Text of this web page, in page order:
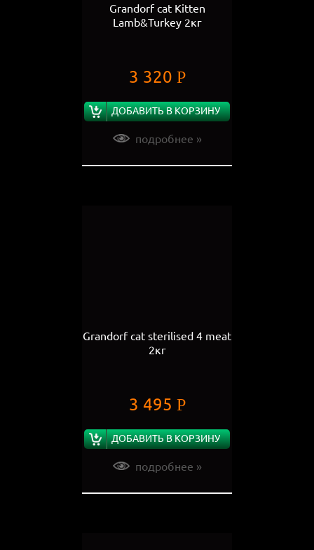
Grandorf cat Kitten
Lamb&Turkey 2кг
3 320 Р
ДОБАВИТЬ В КОРЗИНУ
подробнее »
Grandorf cat sterilised 4 meat
2кг
3 495 Р
ДОБАВИТЬ В КОРЗИНУ
подробнее »